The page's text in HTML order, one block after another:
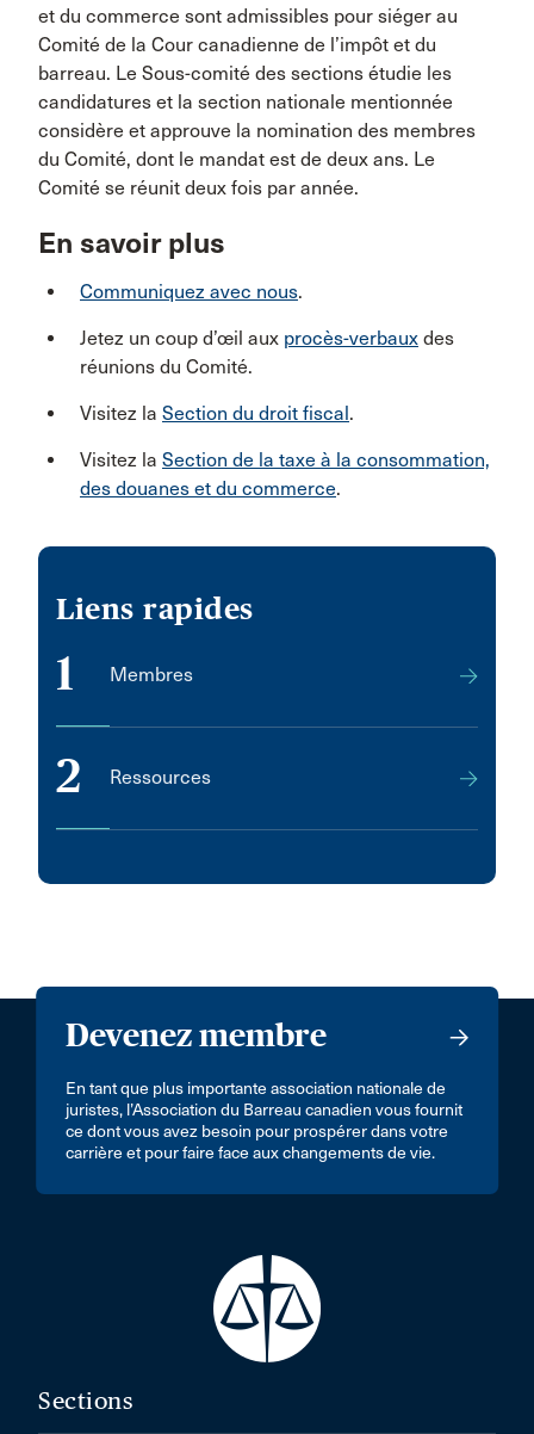
et du commerce sont admissibles pour siéger au
Comité de la Cour canadienne de l’impôt et du
barreau. Le Sous-comité des sections étudie les
candidatures et la section nationale mentionnée
considère et approuve la nomination des membres
du Comité, dont le mandat est de deux ans. Le
Comité se réunit deux fois par année.
En savoir plus
Communiquez avec nous.
Jetez un coup d’œil aux procès-verbaux des
réunions du Comité.
Visitez la Section du droit fiscal.
Visitez la Section de la taxe à la consommation,
des douanes et du commerce.
Liens rapides
1 Membres
2 Ressources
Devenez membre
En tant que plus importante association nationale de
juristes, l’Association du Barreau canadien vous fournit
ce dont vous avez besoin pour prospérer dans votre
carrière et pour faire face aux changements de vie.
Sections